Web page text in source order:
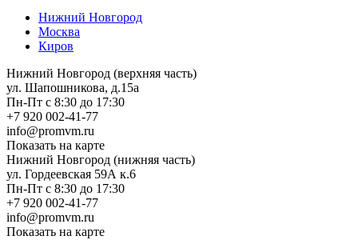
Нижний Новгород
Москва
Киров
Нижний Новгород (верхняя часть)
ул. Шапошникова, д.15а
Пн-Пт с 8:30 до 17:30
+7 920 002-41-77
info@promvm.ru
Показать на карте
Нижний Новгород (нижняя часть)
ул. Гордеевская 59А к.6
Пн-Пт с 8:30 до 17:30
+7 920 002-41-77
info@promvm.ru
Показать на карте